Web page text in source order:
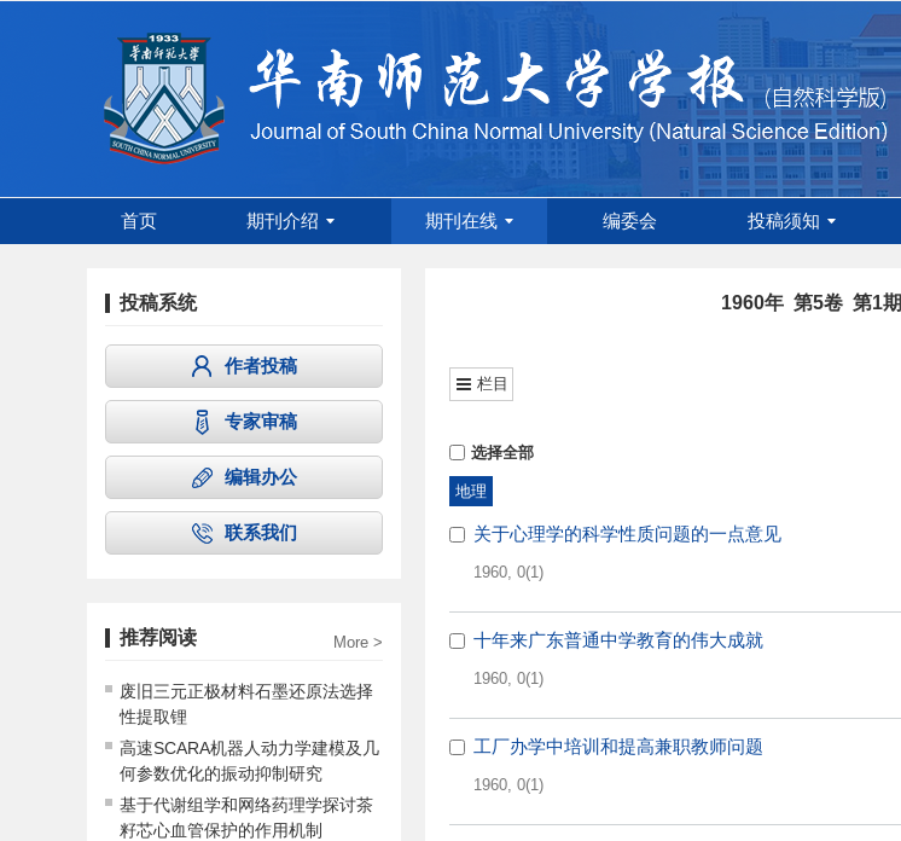
首页 期刊介绍 期刊在线 编委会 投稿须知
投稿系统
作者投稿
专家审稿
编辑办公
联系我们
推荐阅读 More >
废旧三元正极材料石墨还原法选择
性提取锂
高速SCARA机器人动力学建模及几
何参数优化的振动抑制研究
基于代谢组学和网络药理学探讨茶
籽芯心血管保护的作用机制
1960年 第5卷 第1期
栏目
选择全部
地理
关于心理学的科学性质问题的一点意见
1960, 0(1)
十年来广东普通中学教育的伟大成就
1960, 0(1)
工厂办学中培训和提高兼职教师问题
1960, 0(1)